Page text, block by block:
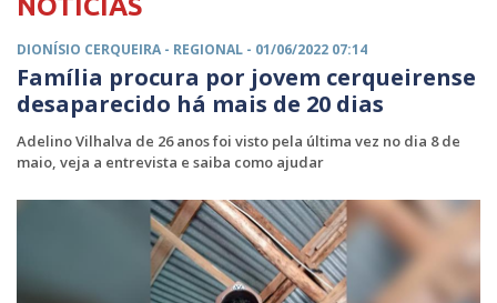
NOTÍCIAS
DIONÍSIO CERQUEIRA - REGIONAL - 01/06/2022 07:14
Família procura por jovem cerqueirense
desaparecido há mais de 20 dias
Adelino Vilhalva de 26 anos foi visto pela última vez no dia 8 de
maio, veja a entrevista e saiba como ajudar